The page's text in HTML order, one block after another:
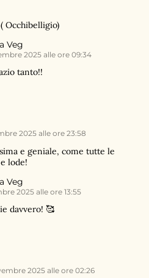
Occhibelligio)
Veg
2025 alle ore 09:34
tanto!!
2025 alle ore 23:58
e geniale, come tutte le
lode!
Veg
2025 alle ore 13:55
davvero! 🥰
2025 alle ore 02:26